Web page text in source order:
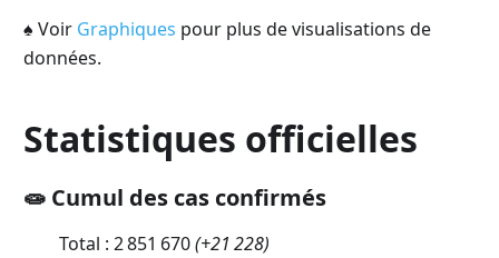
♠ Voir Graphiques pour plus de visualisations de
données.
Statistiques officielles
🧫 Cumul des cas confirmés
Total : 2 851 670(+21 228)